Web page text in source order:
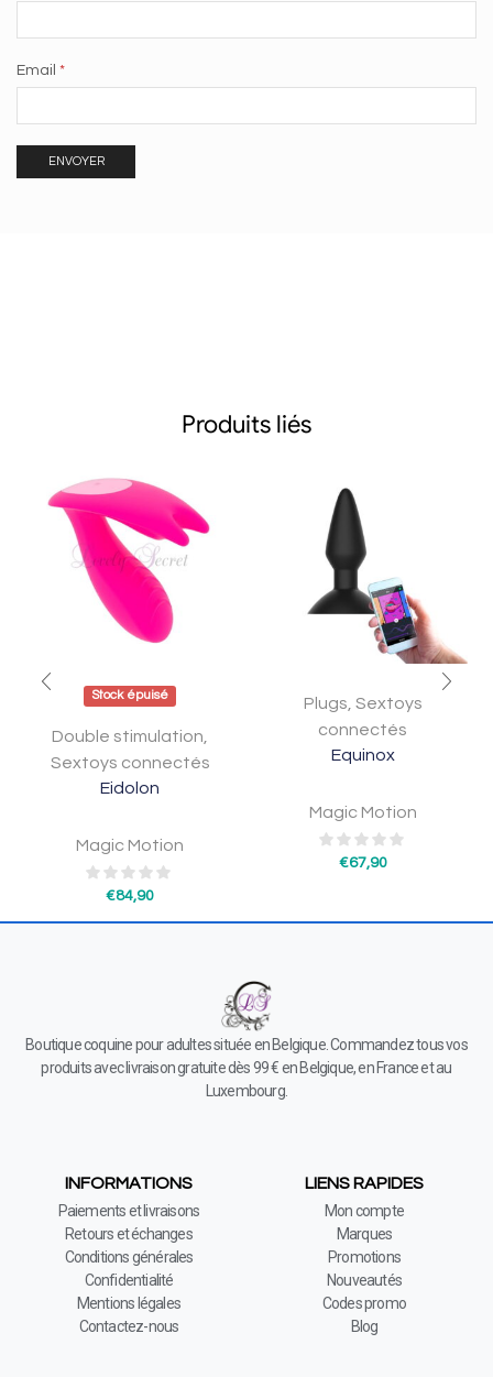
Email *
Produits liés
Stock épuisé
Double stimulation,
Sextoys connectés
Eidolon
Magic Motion
€84,90
Plugs, Sextoys
connectés
Equinox
Magic Motion
€67,90
Boutique coquine pour adultes située en Belgique. Commandez tous vos
produits avec livraison gratuite dès 99 € en Belgique, en France et au
Luxembourg.
INFORMATIONS
Paiements et livraisons
Retours et échanges
Conditions générales
Confidentialité
Mentions légales
Contactez-nous
LIENS RAPIDES
Mon compte
Marques
Promotions
Nouveautés
Codes promo
Blog